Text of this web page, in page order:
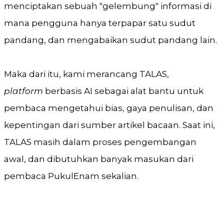
menciptakan sebuah "gelembung" informasi di
mana pengguna hanya terpapar satu sudut
pandang, dan mengabaikan sudut pandang lain.
Maka dari itu, kami merancang TALAS,
platform berbasis AI sebagai alat bantu untuk
pembaca mengetahui bias, gaya penulisan, dan
kepentingan dari sumber artikel bacaan. Saat ini,
TALAS masih dalam proses pengembangan
awal, dan dibutuhkan banyak masukan dari
pembaca PukulEnam sekalian.